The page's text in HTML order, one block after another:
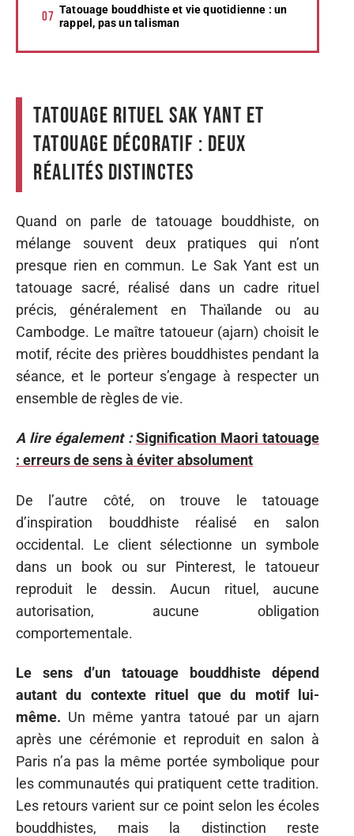
Tatouage bouddhiste et vie quotidienne : un
rappel, pas un talisman
Tatouage rituel Sak Yant et
tatouage décoratif : deux
réalités distinctes
Quand on parle de tatouage bouddhiste, on
mélange souvent deux pratiques qui n’ont
presque rien en commun. Le Sak Yant est un
tatouage sacré, réalisé dans un cadre rituel
précis, généralement en Thaïlande ou au
Cambodge. Le maître tatoueur (ajarn) choisit le
motif, récite des prières bouddhistes pendant la
séance, et le porteur s’engage à respecter un
ensemble de règles de vie.
A lire également : Signification Maori tatouage
: erreurs de sens à éviter absolument
De l’autre côté, on trouve le tatouage
d’inspiration bouddhiste réalisé en salon
occidental. Le client sélectionne un symbole
dans un book ou sur Pinterest, le tatoueur
reproduit le dessin. Aucun rituel, aucune
autorisation, aucune obligation
comportementale.
Le sens d’un tatouage bouddhiste dépend
autant du contexte rituel que du motif lui-
même. Un même yantra tatoué par un ajarn
après une cérémonie et reproduit en salon à
Paris n’a pas la même portée symbolique pour
les communautés qui pratiquent cette tradition.
Les retours varient sur ce point selon les écoles
bouddhistes, mais la distinction reste